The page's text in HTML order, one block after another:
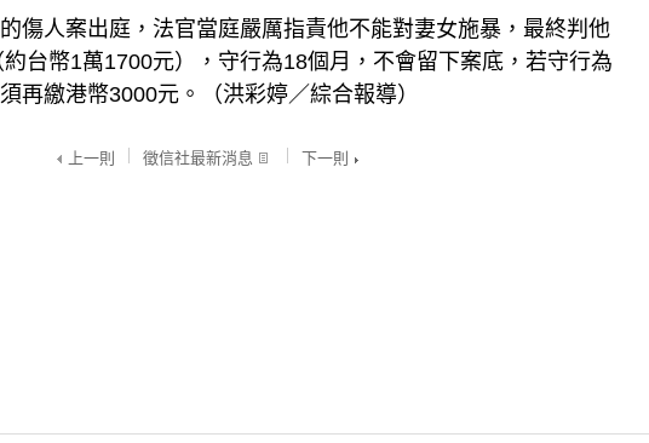
傷人案出庭，法官當庭嚴厲指責他不能對妻女施暴，最終判他
約台幣1萬1700元），守行為18個月，不會留下案底，若守行為
再繳港幣3000元。（洪彩婷／綜合報導）
上一則 徵信社最新消息 下一則